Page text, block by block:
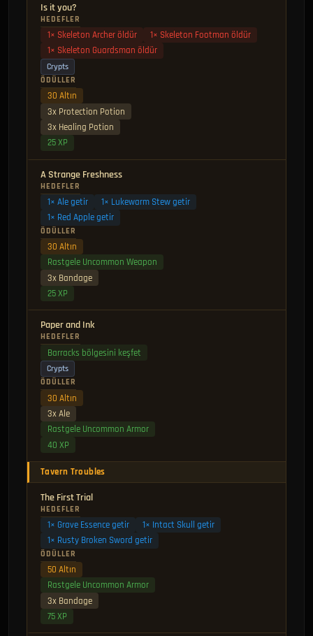
Is it you?
HEDEFLER
1× Skeleton Archer öldür
1× Skeleton Footman öldür
1× Skeleton Guardsman öldür
Crypts
ÖDÜLLER
30 Altın
3x Protection Potion
3x Healing Potion
25 XP
A Strange Freshness
HEDEFLER
1× Ale getir
1× Lukewarm Stew getir
1× Red Apple getir
ÖDÜLLER
30 Altın
Rastgele Uncommon Weapon
3x Bandage
25 XP
Paper and Ink
HEDEFLER
Barracks bölgesini keşfet
Crypts
ÖDÜLLER
30 Altın
3x Ale
Rastgele Uncommon Armor
40 XP
Tavern Troubles
The First Trial
HEDEFLER
1× Grave Essence getir
1× Intact Skull getir
1× Rusty Broken Sword getir
ÖDÜLLER
50 Altın
Rastgele Uncommon Armor
3x Bandage
75 XP